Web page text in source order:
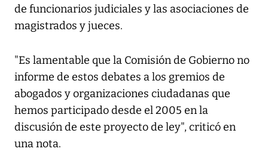
de funcionarios judiciales y las asociaciones de
magistrados y jueces.
"Es lamentable que la Comisión de Gobierno no
informe de estos debates a los gremios de
abogados y organizaciones ciudadanas que
hemos participado desde el 2005 en la
discusión de este proyecto de ley", criticó en
una nota.